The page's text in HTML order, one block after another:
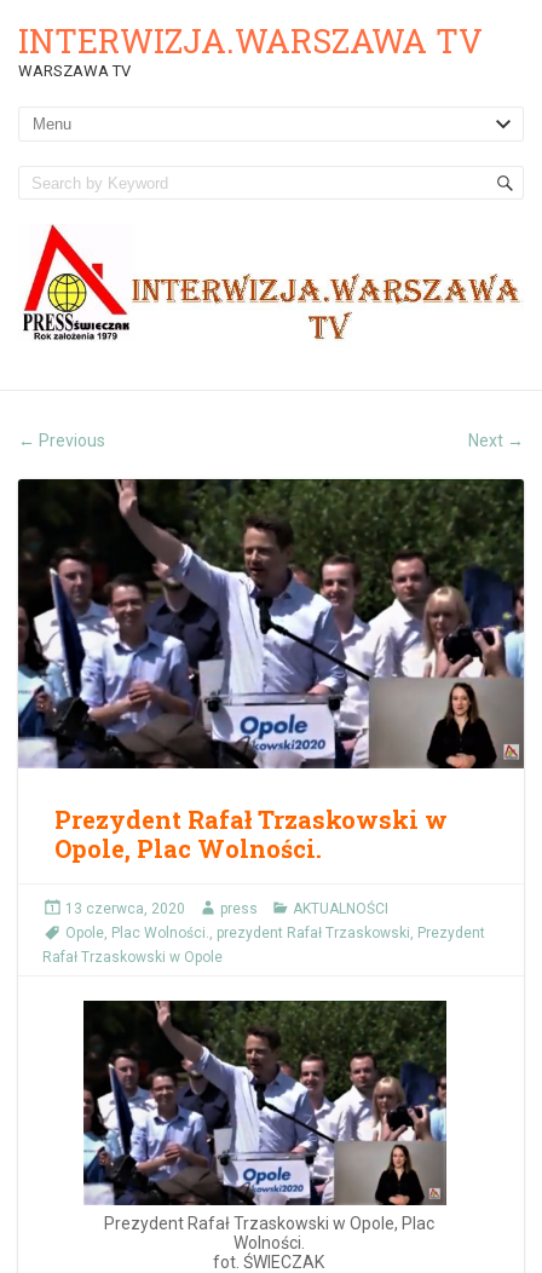
INTERWIZJA.WARSZAWA TV
WARSZAWA TV
← Previous Next →
Prezydent Rafał Trzaskowski w
Opole, Plac Wolności.
13 czerwca, 2020 press
AKTUALNOŚCI
Opole, Plac Wolności., prezydent Rafał Trzaskowski, Prezydent
Rafał Trzaskowski w Opole
Prezydent Rafał Trzaskowski w Opole, Plac
Wolności.
fot. ŚWIECZAK